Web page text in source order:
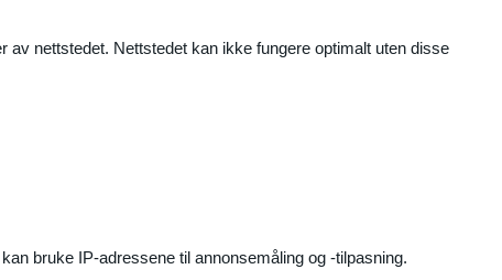
nettstedet. Nettstedet kan ikke fungere optimalt uten disse
bruke IP-adressene til annonsemåling og -tilpasning.